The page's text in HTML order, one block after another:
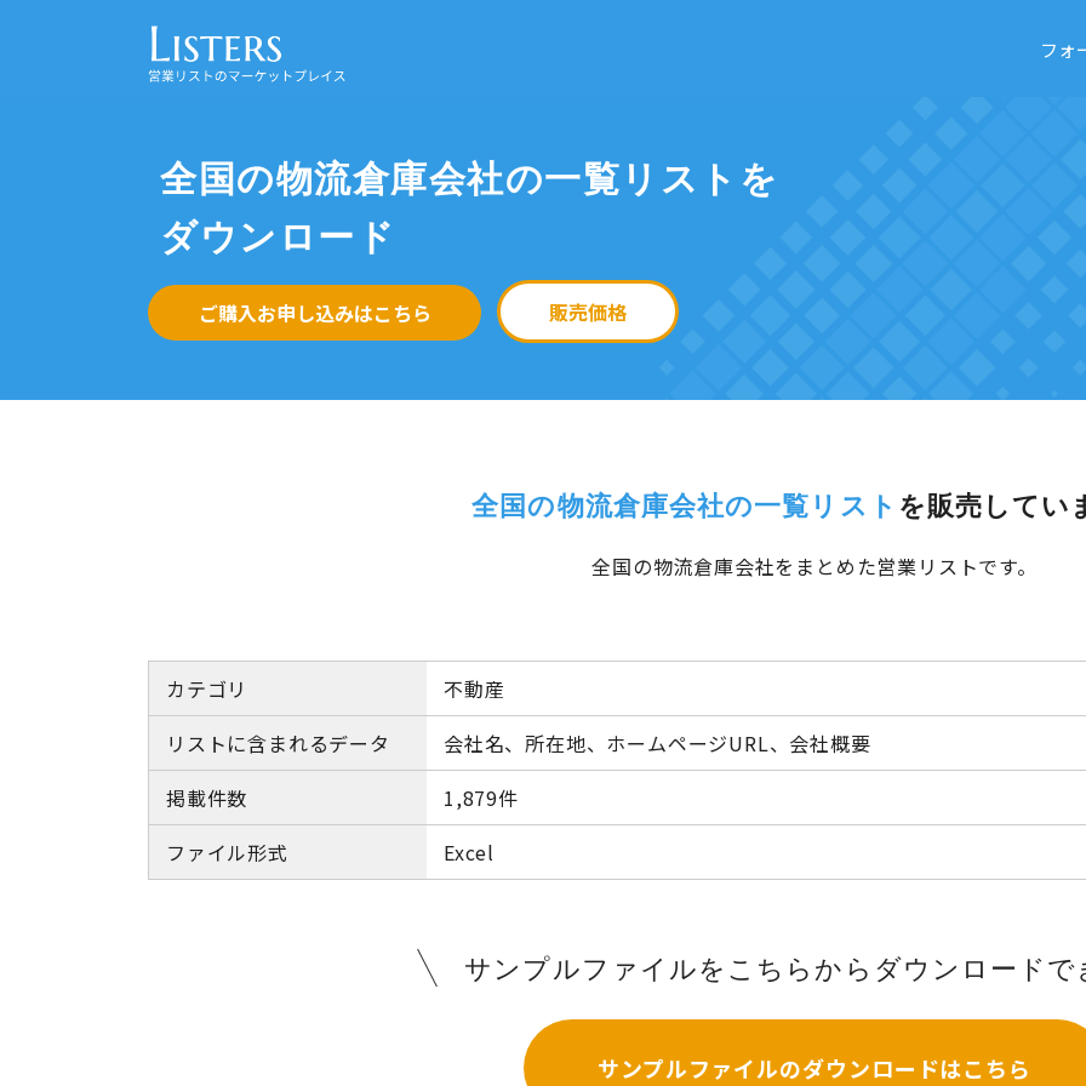
フォ
全国の物流倉庫会社の一覧リストを
ダウンロード
ご購入お申し込みはこちら 販売価格
全国の物流倉庫会社の一覧リスト を販売してい
全国の物流倉庫会社をまとめた営業リストです。
カテゴリ
不動産
リストに含まれるデータ
会社名、所在地、ホームページURL、会社概要
掲載件数
1,879件
ファイル形式
Excel
サンプルファイルをこちらから ダウンロードで
サンプルファイルのダウンロードはこちら